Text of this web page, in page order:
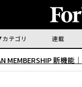
カテゴリ 連載
MEMBERSHIP 新機能｜